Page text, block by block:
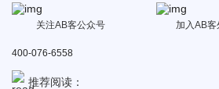
关注AB客公众号 加入AB
400-076-6558
推荐阅读：